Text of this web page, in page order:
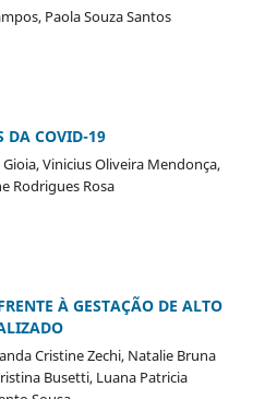
Paola Souza Santos
DA COVID-19
Vinicius Oliveira Mendonça,
Rodrigues Rosa
À GESTAÇÃO DE ALTO
Cristine Zechi, Natalie Bruna
Busetti, Luana Patricia